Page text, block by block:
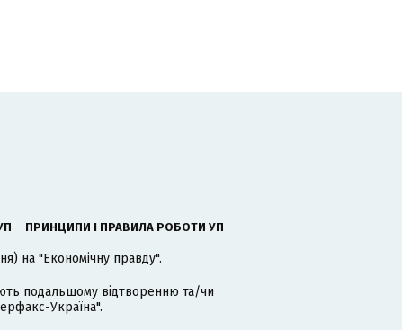
ПРИНЦИПИ І ПРАВИЛА РОБОТИ УП
на "Економічну правду".
подальшому відтворенню та/чи
Україна".